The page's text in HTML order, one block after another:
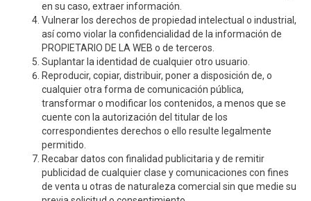
en su caso, extraer información.
Vulnerar los derechos de propiedad intelectual o industrial,
así como violar la confidencialidad de la información de
PROPIETARIO DE LA WEB o de terceros.
Suplantar la identidad de cualquier otro usuario.
Reproducir, copiar, distribuir, poner a disposición de, o
cualquier otra forma de comunicación pública,
transformar o modificar los contenidos, a menos que se
cuente con la autorización del titular de los
correspondientes derechos o ello resulte legalmente
permitido.
Recabar datos con finalidad publicitaria y de remitir
publicidad de cualquier clase y comunicaciones con fines
de venta u otras de naturaleza comercial sin que medie su